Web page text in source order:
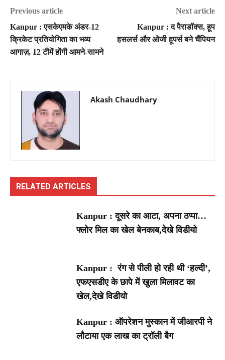
Previous article
Kanpur : एसकेएमके अंडर-12
क्रिकेट प्रतियोगिता का भव्य
आगाज़, 12 टीमें होंगी आमने-सामने
Next article
Kanpur : द पैराडॉक्स, हूप
हसलर्स और ओजी हूपर्स बने चैंपियन
Akash Chaudhary
RELATED ARTICLES
Kanpur : दूसरे का आटा, अपना ठप्पा…
फ्लोर मिल का खेल बेनकाब,देखे विडीयो
Kanpur : रंग से पीली हो रही थी ‘हल्दी’,
एफएसडीए के छापे में खुला मिलावट का
खेल,देखे विडीयो
Kanpur : ऑपरेशन मुस्कान में जीआरपी ने
लौटाया एक लाख का ट्रॉली बैग